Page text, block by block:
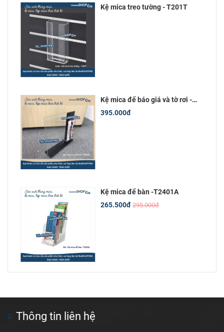
Kệ mica treo tường - T201T
Kệ mica để báo giá và tờ rơi -
T2M101
395.000đ
Kệ mica để bàn -T2401A
265.500đ 295.000đ
Thông tin liên hệ